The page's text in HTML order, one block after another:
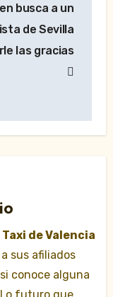
busca a un
de Sevilla
las gracias
de Valencia
sus afiliados
conoce alguna